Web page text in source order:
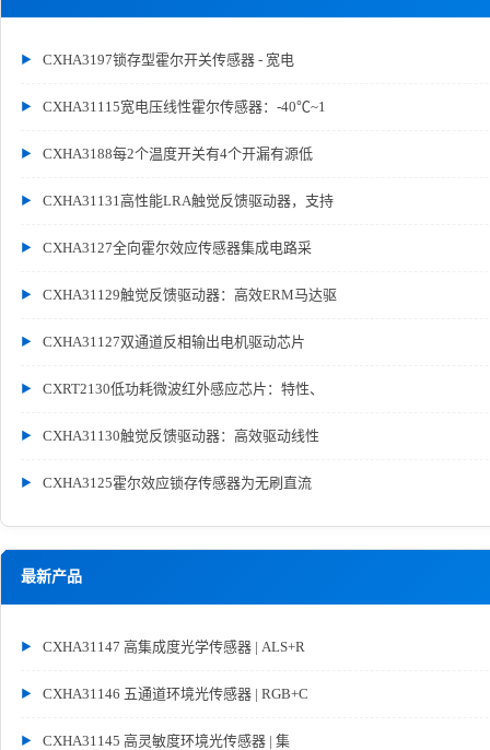
CXHA3197锁存型霍尔开关传感器 - 宽电
CXHA31115宽电压线性霍尔传感器：-40℃~1
CXHA3188每2个温度开关有4个开漏有源低
CXHA31131高性能LRA触觉反馈驱动器，支持
CXHA3127全向霍尔效应传感器集成电路采
CXHA31129触觉反馈驱动器：高效ERM马达驱
CXHA31127双通道反相输出电机驱动芯片
CXRT2130低功耗微波红外感应芯片：特性、
CXHA31130触觉反馈驱动器：高效驱动线性
CXHA3125霍尔效应锁存传感器为无刷直流
最新产品
CXHA31147 高集成度光学传感器 | ALS+R
CXHA31146 五通道环境光传感器 | RGB+C
CXHA31145 高灵敏度环境光传感器 | 集